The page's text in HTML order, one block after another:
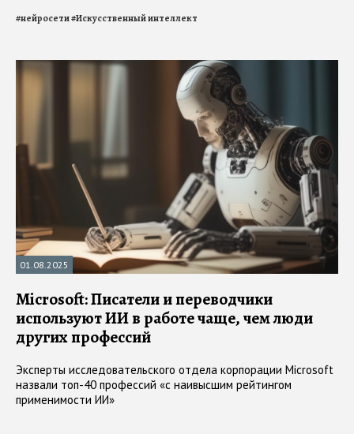
#нейросети#Искусственный интеллект
01.08.2025
Microsoft: Писатели и переводчики
используют ИИ в работе чаще, чем люди
других профессий
Эксперты исследовательского отдела корпорации Microsoft
назвали топ-40 профессий «с наивысшим рейтингом
применимости ИИ»